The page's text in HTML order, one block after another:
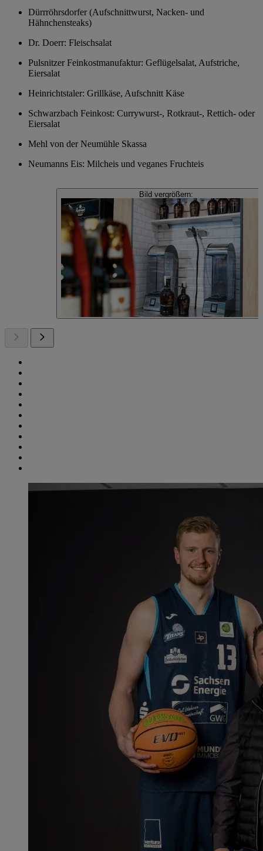
Dürrröhrsdorfer (Aufschnittwurst, Nacken- und
Hähnchensteaks)
Dr. Doerr: Fleischsalat
Pulsnitzer Feinkostmanufaktur: Geflügelsalat, Aufstriche,
Eiersalat
Heinrichtstaler: Grillkäse, Aufschnitt Käse
Schwarzbach Feinkost: Currywurst-, Rotkraut-, Rettich- oder
Eiersalat
Mehl von der Neumühle Skassa
Neumanns Eis: Milcheis und veganes Fruchteis
Bild vergrößern: